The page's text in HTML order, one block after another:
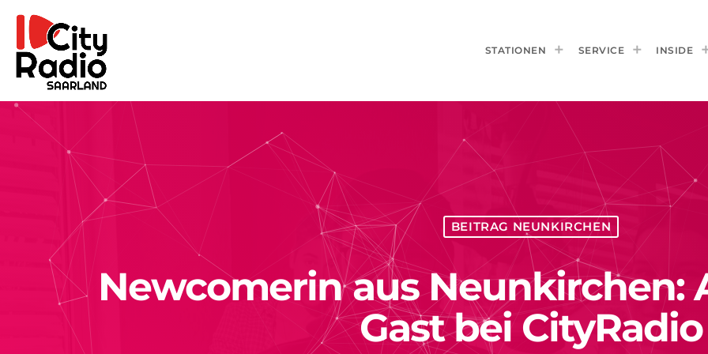
STATIONEN SERVICE INSIDE
BEITRAG NEUNKIRCHEN
Newcomerin aus Neunkirchen:
Gast bei CityRadio